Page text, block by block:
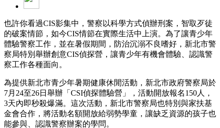
也許你看過CIS影集中，警察以科學方式偵辦刑案，智取歹徒
的破案情節，如今CIS情節在實際生活中上演。為了讓青少年
體驗警察工作，並在暑假期間，防治沉溺不良嗜好，新北市警
察局特別舉辦創意CIS偵探營，讓青少年有機會體驗、認識警
察工作各種面向。
為提供新北市青少年暑期健康休閒活動，新北市政府警察局於
7月24至26日舉辦「CSI偵探體驗營」，活動開放報名150人，
3天內即秒殺爆滿。這次活動，新北市警察局也特別與家扶基
金會合作，將活動名額開放給弱勢學童，讓缺乏資源的孩子也
能參與、認識警察辦案的學問。